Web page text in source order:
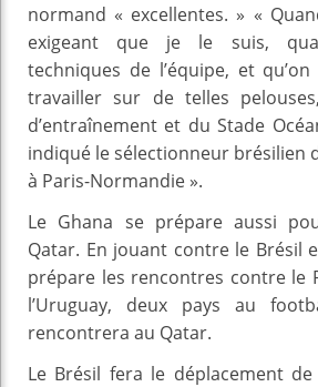
normand « excellentes. » «
exigeant que je le suis,
techniques de l’équipe, et
travailler sur de telles
d’entraînement et du Stade
indiqué le sélectionneur brésilien
à Paris-Normandie ».
Le Ghana se prépare aussi
Qatar. En jouant contre le Brésil
prépare les rencontres contre le
l’Uruguay, deux pays au
rencontrera au Qatar.
Le Brésil fera le déplacement